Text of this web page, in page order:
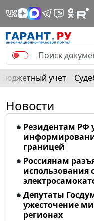
Бюджетный учет
Новости
Резидентам РФ
границей
Россиянам
использования
Депутаты
ужесточение
регионах